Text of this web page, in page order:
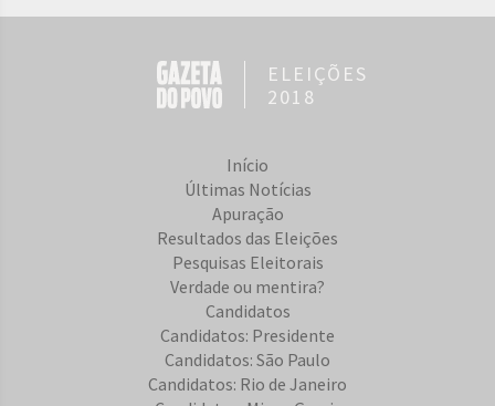
ELEIÇÕES
2018
Início
Últimas Notícias
Apuração
Resultados das Eleições
Pesquisas Eleitorais
Verdade ou mentira?
Candidatos
Candidatos: Presidente
Candidatos: São Paulo
Candidatos: Rio de Janeiro